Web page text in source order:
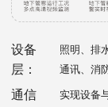
设备
层：
照明、排
通讯、消
通信
实现设备